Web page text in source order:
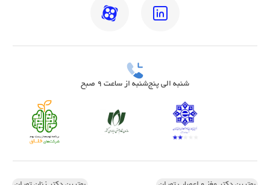
شنبه الی پنج‌شنبه از ساعت 9 صبح